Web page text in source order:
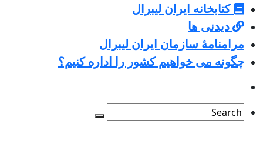
کتابخانه ایران لیبرال
دیدنی ها
مرامنامۀ سازمان ایران لیبرال
چگونه می خواهیم کشور را اداره کنیم؟